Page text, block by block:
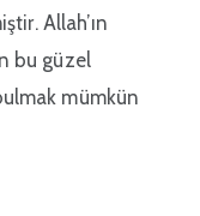
Allah’ın
bu güzel
mümkün